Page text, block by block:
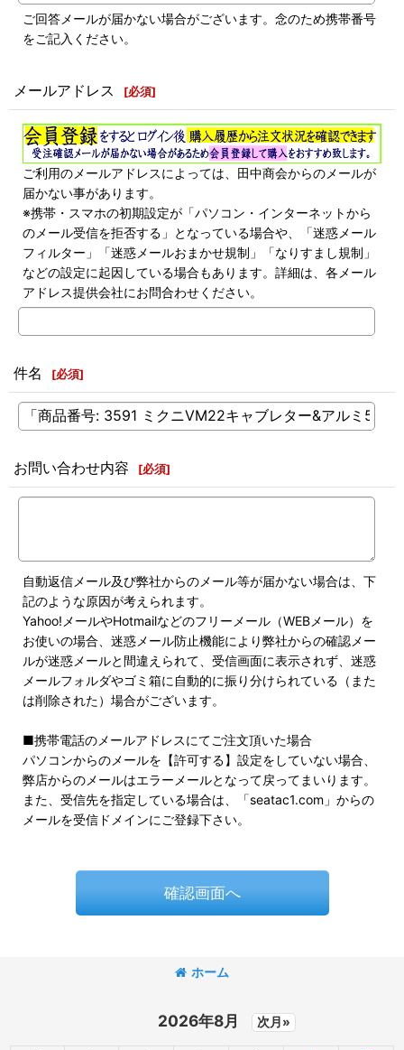
ご回答メールが届かない場合がございます。念のため携帯番号
をご記入ください。
メールアドレス [必須]
ご利用のメールアドレスによっては、田中商会からのメールが
届かない事があります。
※携帯・スマホの初期設定が「パソコン・インターネットから
のメール受信を拒否する」となっている場合や、「迷惑メール
フィルター」「迷惑メールおまかせ規制」「なりすまし規制」
などの設定に起因している場合もあります。詳細は、各メール
アドレス提供会社にお問合わせください。
件名 [必須]
お問い合わせ内容 [必須]
自動返信メール及び弊社からのメール等が届かない場合は、下
記のような原因が考えられます。
Yahoo!メールやHotmailなどのフリーメール（WEBメール）を
お使いの場合、迷惑メール防止機能により弊社からの確認メー
ルが迷惑メールと間違えられて、受信画面に表示されず、迷惑
メールフォルダやゴミ箱に自動的に振り分けられている（また
は削除された）場合がございます。
■携帯電話のメールアドレスにてご注文頂いた場合
パソコンからのメールを【許可する】設定をしていない場合、
弊店からのメールはエラーメールとなって戻ってまいります。
また、受信先を指定している場合は、「seatac1.com」からの
メールを受信ドメインにご登録下さい。
確認画面へ
ホーム
2026年8月 次月»